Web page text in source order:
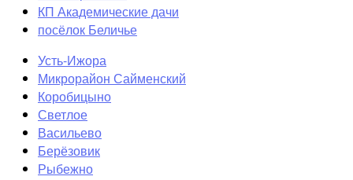
КП Академические дачи
посёлок Беличье
Усть-Ижора
Микрорайон Сайменский
Коробицыно
Светлое
Васильево
Берёзовик
Рыбежно